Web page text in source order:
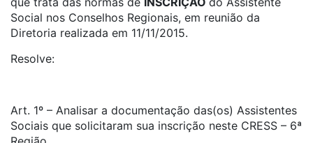
Social nos Conselhos Regionais, em reunião da
Diretoria realizada em 11/11/2015.
Resolve:
Art. 1º – Analisar a documentação das(os) Assistentes
Sociais que solicitaram sua inscrição neste CRESS – 6ª